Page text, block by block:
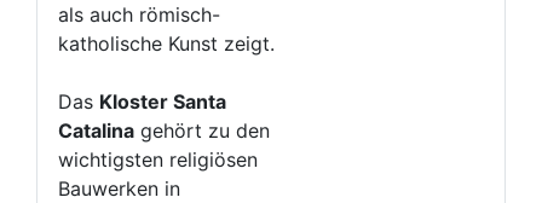
als auch römisch-
katholische Kunst zeigt.
Das Kloster Santa
Catalina gehört zu den
wichtigsten religiösen
Bauwerken in